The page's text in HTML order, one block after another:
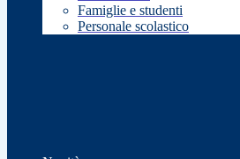
Famiglie e studenti
Personale scolastico